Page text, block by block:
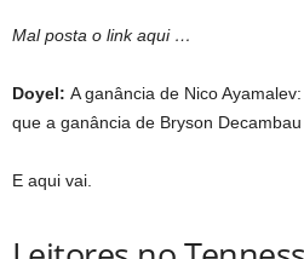
Mal posta o link aqui …
Doyel: A ganância de Nico
que a ganância de Bryson
E aqui vai.